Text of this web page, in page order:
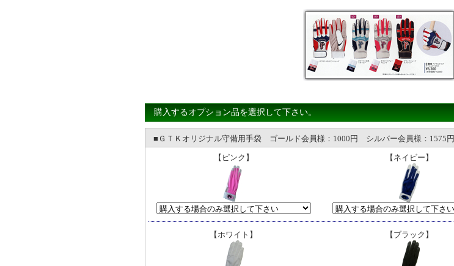
購入するオプション品を選択して下さい。
■ＧＴＫオリジナル守備用手袋 ゴールド会員様：1000円 シルバー会員様：1575円
【ピンク】 【ネイビー】
【ホワイト】 【ブラック】